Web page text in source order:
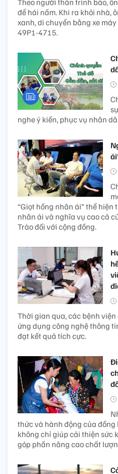
để hái nấm. Khi ra khỏi nhà,
xanh, di chuyển bằng xe
49P1-4715.
nghe ý kiến, phục vụ nhân
“Giọt hồng nhân ái” thể
nhân ái và nghĩa vụ cao cả
Trào đối với cộng đồng.
Thời gian qua, các bệnh
ứng dụng công nghệ thông
đạt kết quả tích cực.
thức và hành động của đồng
không chỉ giúp cải thiện sức
góp phần nâng cao chất